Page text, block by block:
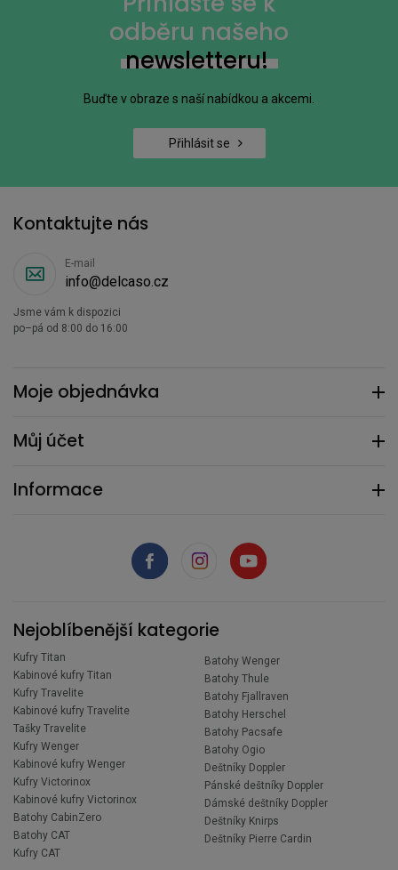
odběru našeho
newsletteru!
Buďte v obraze s naší nabídkou a akcemi.
Přihlásit se
Moje objednávka
Můj účet
Informace
Kontaktujte nás
E-mail
info@delcaso.cz
Jsme vám k dispozici
po–pá od 8:00 do 16:00
Nejoblíbenější kategorie
Kufry Titan
Kabinové kufry Titan
Kufry Travelite
Kabinové kufry Travelite
Tašky Travelite
Kufry Wenger
Kabinové kufry Wenger
Kufry Victorinox
Kabinové kufry Victorinox
Batohy CabinZero
Batohy CAT
Kufry CAT
Batohy Wenger
Batohy Thule
Batohy Fjallraven
Batohy Herschel
Batohy Pacsafe
Batohy Ogio
Deštníky Doppler
Pánské deštníky Doppler
Dámské deštníky Doppler
Deštníky Knirps
Deštníky Pierre Cardin